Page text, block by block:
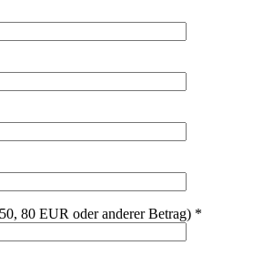
80 EUR oder anderer Betrag) *